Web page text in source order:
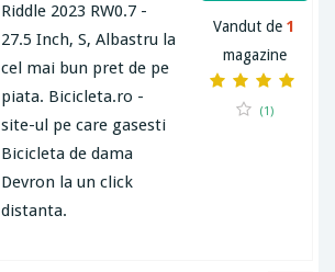
Riddle 2023 RW0.7 -
27.5 Inch, S, Albastru la
cel mai bun pret de pe
piata. Bicicleta.ro -
site-ul pe care gasesti
Bicicleta de dama
Devron la un click
distanta.
Vandut de1
magazine
(1)